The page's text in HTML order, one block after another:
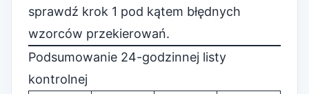
sprawdź krok 1 pod kątem błędnych
wzorców przekierowań.
Podsumowanie 24-godzinnej listy
kontrolnej